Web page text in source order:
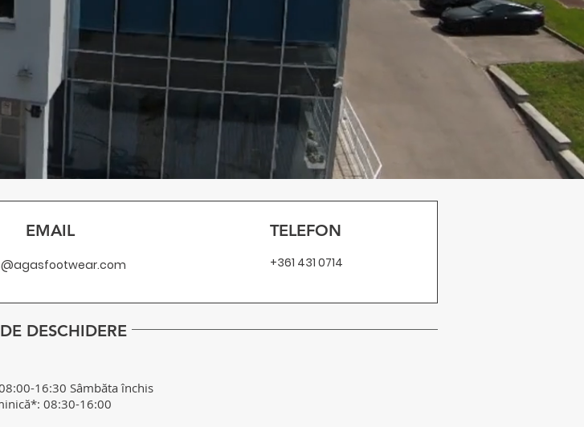
EMAIL TELEFON
+361 431 0714
DESCHIDERE
16:30 Sâmbăta închis
08:30-16:00